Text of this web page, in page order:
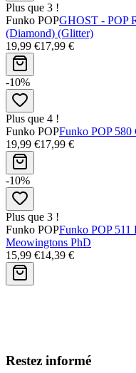
Plus que 3 !
Funko POPGHOST - POP
(Diamond) (Glitter)
19,99 €17,99 €
-10%
Plus que 4 !
Funko POPFunko POP
19,99 €17,99 €
-10%
Plus que 3 !
Funko POPFunko POP 511
Meowingtons PhD
15,99 €14,39 €
Restez informé